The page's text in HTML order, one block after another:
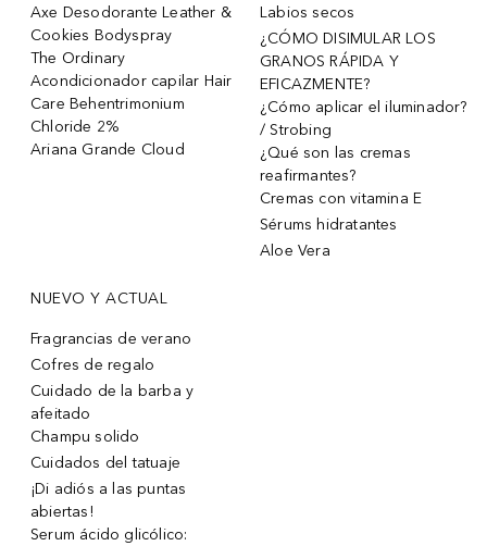
Axe Desodorante Leather &
Cookies Bodyspray
The Ordinary
Acondicionador capilar Hair
Care Behentrimonium
Chloride 2%
Ariana Grande Cloud
Labios secos
¿CÓMO DISIMULAR LOS
GRANOS RÁPIDA Y
EFICAZMENTE?
¿Cómo aplicar el iluminador?
/ Strobing
¿Qué son las cremas
reafirmantes?
Cremas con vitamina E
Sérums hidratantes
Aloe Vera
NUEVO Y ACTUAL
Fragrancias de verano
Cofres de regalo
Cuidado de la barba y
afeitado
Champu solido
Cuidados del tatuaje
¡Di adiós a las puntas
abiertas!
Serum ácido glicólico: